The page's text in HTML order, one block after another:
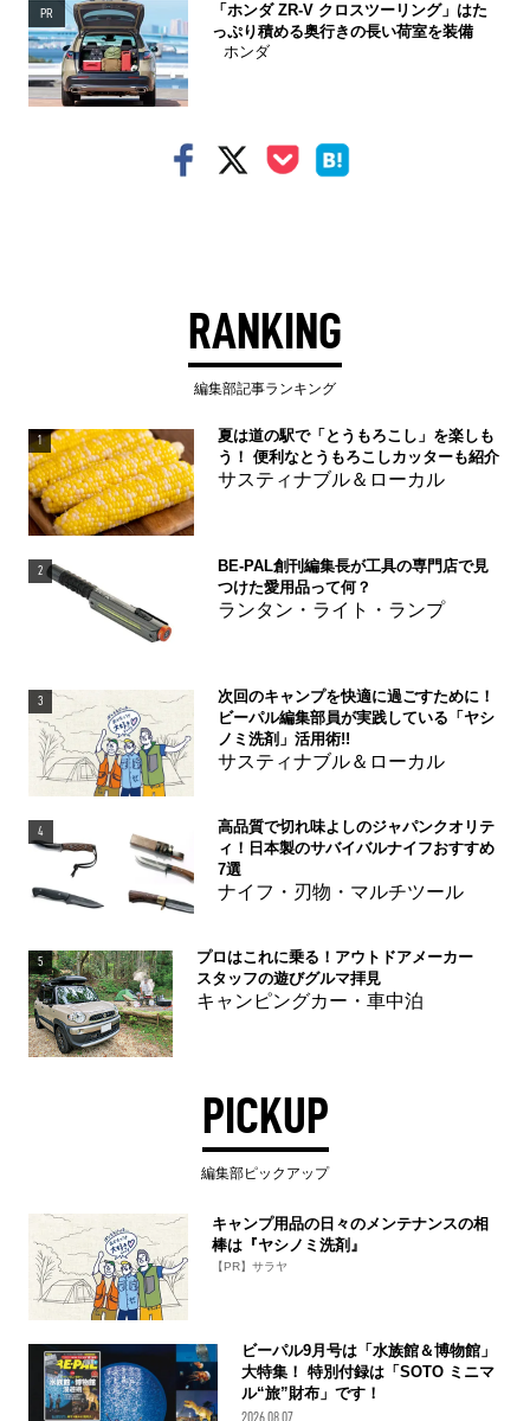
PR
「ホンダ ZR-V クロスツーリング」はた
っぷり積める奥行きの長い荷室を装備
ホンダ
RANKING
編集部記事ランキング
1
夏は道の駅で「とうもろこし」を楽しも
う！ 便利なとうもろこしカッターも紹介
サスティナブル＆ローカル
2
BE-PAL創刊編集長が工具の専門店で見
つけた愛用品って何？
ランタン・ライト・ランプ
3
次回のキャンプを快適に過ごすために！
ビーパル編集部員が実践している「ヤシ
ノミ洗剤」活用術!!
サスティナブル＆ローカル
4
高品質で切れ味よしのジャパンクオリテ
ィ！日本製のサバイバルナイフおすすめ
7選
ナイフ・刃物・マルチツール
5
プロはこれに乗る！アウトドアメーカー
スタッフの遊びグルマ拝見
キャンピングカー・車中泊
PICKUP
編集部ピックアップ
キャンプ用品の日々のメンテナンスの相
棒は『ヤシノミ洗剤』
【PR】サラヤ
ビーパル9月号は「水族館＆博物館」
大特集！ 特別付録は「SOTO ミニマ
ル“旅”財布」です！
2026.08.07